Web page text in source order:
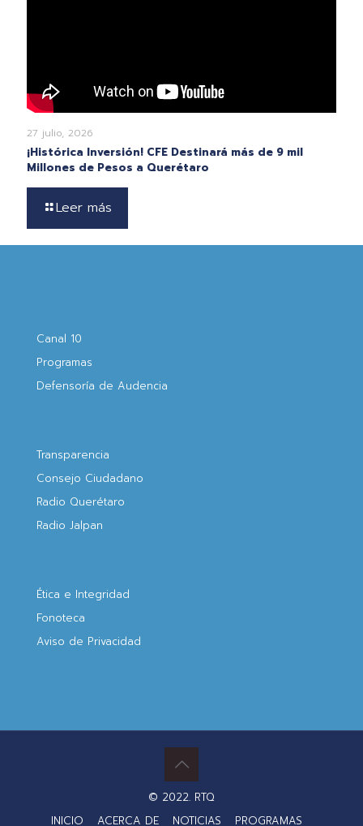
27 julio, 2026
¡Histórica Inversión! CFE Destinará más de 9 mil
Millones de Pesos a Querétaro
Leer más
Canal 10
Programas
Defensoría de Audencia
Transparencia
Consejo Ciudadano
Radio Querétaro
Radio Jalpan
Ética e Integridad
Fonoteca
Aviso de Privacidad
© 2022. RTQ
INICIO
ACERCA DE NOTICIAS PROGRAMAS